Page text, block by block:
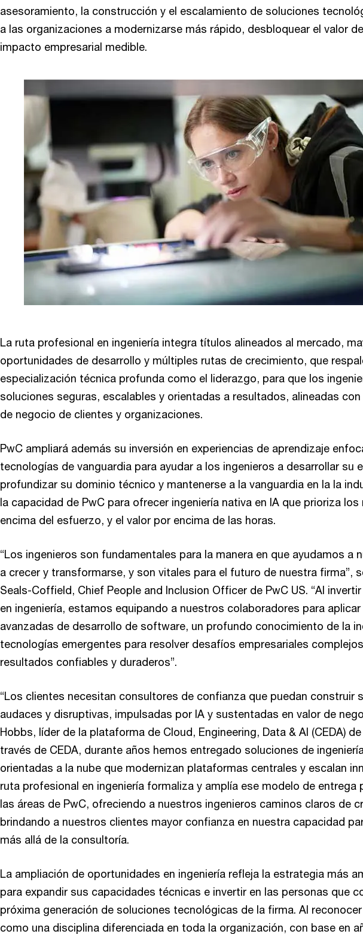
asesoramiento, la construcción y el escalamiento de soluciones
a las organizaciones a modernizarse más rápido, desbloquear el valor
impacto empresarial medible.
La ruta profesional en ingeniería integra títulos alineados al mercado,
oportunidades de desarrollo y múltiples rutas de crecimiento, que
especialización técnica profunda como el liderazgo, para que los
soluciones seguras, escalables y orientadas a resultados, alineadas
de negocio de clientes y organizaciones.
PwC ampliará además su inversión en experiencias de aprendizaje
tecnologías de vanguardia para ayudar a los ingenieros a desarrollar su
profundizar su dominio técnico y mantenerse a la vanguardia en la la
la capacidad de PwC para ofrecer ingeniería nativa en IA que prioriza
encima del esfuerzo, y el valor por encima de las horas.
“Los ingenieros son fundamentales para la manera en que ayudamos a
a crecer y transformarse, y son vitales para el futuro de nuestra firma”,
Seals-Coffield, Chief People and Inclusion Officer de PwC US. “Al
en ingeniería, estamos equipando a nuestros colaboradores para
avanzadas de desarrollo de software, un profundo conocimiento de la
tecnologías emergentes para resolver desafíos empresariales
resultados confiables y duraderos”.
“Los clientes necesitan consultores de confianza que puedan construir
audaces y disruptivas, impulsadas por IA y sustentadas en valor de
Hobbs, líder de la plataforma de Cloud, Engineering, Data & AI (CEDA) de
través de CEDA, durante años hemos entregado soluciones de
orientadas a la nube que modernizan plataformas centrales y escalan
ruta profesional en ingeniería formaliza y amplía ese modelo de entrega
las áreas de PwC, ofreciendo a nuestros ingenieros caminos claros de
brindando a nuestros clientes mayor confianza en nuestra capacidad
más allá de la consultoría.
La ampliación de oportunidades en ingeniería refleja la estrategia más
para expandir sus capacidades técnicas e invertir en las personas que
próxima generación de soluciones tecnológicas de la firma. Al
como una disciplina diferenciada en toda la organización, con base en